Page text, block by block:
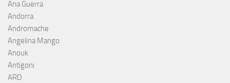
Ana Guerra
Andorra
Andromache
Angelina Mango
Anouk
Antigoni
ARD